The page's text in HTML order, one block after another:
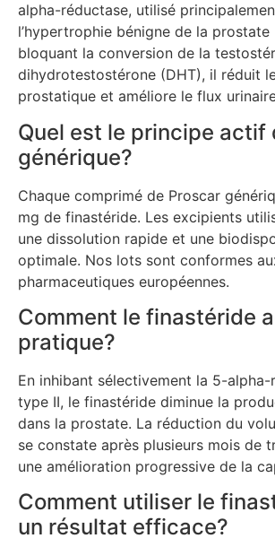
alpha-réductase, utilisé
l’hypertrophie bénigne de la prostate
bloquant la conversion de la
dihydrotestostérone (DHT), il réduit
prostatique et améliore le flux
Quel est le principe actif
générique?
Chaque comprimé de Proscar
mg de finastéride. Les excipients
une dissolution rapide et une
optimale. Nos lots sont conformes
pharmaceutiques européennes.
Comment le finastéride
pratique?
En inhibant sélectivement la 5-
type II, le finastéride diminue la
dans la prostate. La réduction du
se constate après plusieurs mois de
une amélioration progressive de la
Comment utiliser le
un résultat efficace?